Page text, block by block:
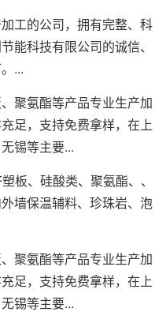
工的公司，拥有完整、科
能科技有限公司的诚信、
...
氨酯等产品专业生产加
足，支持免费拿样，在上
锡等主要...
、硅酸类、聚氨酯、、
墙保温辅料、珍珠岩、泡
氨酯等产品专业生产加
足，支持免费拿样，在上
锡等主要...